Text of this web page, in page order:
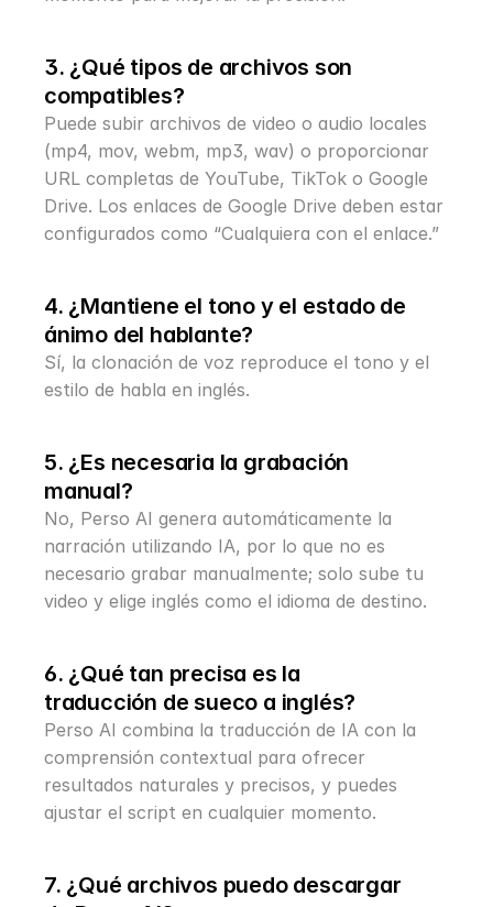
3. ¿Qué tipos de archivos son
compatibles?
Puede subir archivos de video o audio locales
(mp4, mov, webm, mp3, wav) o proporcionar
URL completas de YouTube, TikTok o Google
Drive. Los enlaces de Google Drive deben estar
configurados como “Cualquiera con el enlace.”
4. ¿Mantiene el tono y el estado de
ánimo del hablante?
Sí, la clonación de voz reproduce el tono y el
estilo de habla en inglés.
5. ¿Es necesaria la grabación
manual?
No, Perso AI genera automáticamente la
narración utilizando IA, por lo que no es
necesario grabar manualmente; solo sube tu
video y elige inglés como el idioma de destino.
6. ¿Qué tan precisa es la
traducción de sueco a inglés?
Perso AI combina la traducción de IA con la
comprensión contextual para ofrecer
resultados naturales y precisos, y puedes
ajustar el script en cualquier momento.
7. ¿Qué archivos puedo descargar